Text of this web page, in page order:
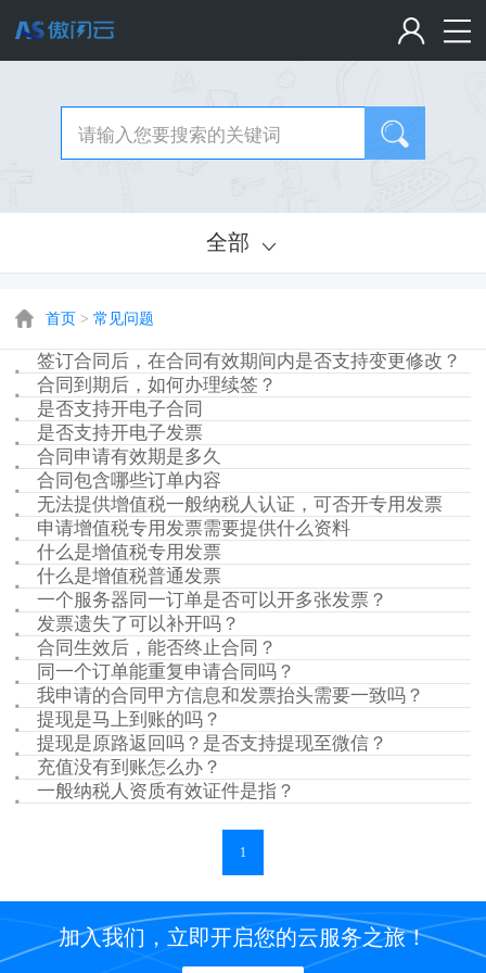
全部
首页 > 常见问题
签订合同后，在合同有效期间内是否支持变更修改？
合同到期后，如何办理续签？
是否支持开电子合同
是否支持开电子发票
合同申请有效期是多久
合同包含哪些订单内容
无法提供增值税一般纳税人认证，可否开专用发票
申请增值税专用发票需要提供什么资料
什么是增值税专用发票
什么是增值税普通发票
一个服务器同一订单是否可以开多张发票？
发票遗失了可以补开吗？
合同生效后，能否终止合同？
同一个订单能重复申请合同吗？
我申请的合同甲方信息和发票抬头需要一致吗？
提现是马上到账的吗？
提现是原路返回吗？是否支持提现至微信？
充值没有到账怎么办？
一般纳税人资质有效证件是指？
1
加入我们，立即开启您的云服务之旅！